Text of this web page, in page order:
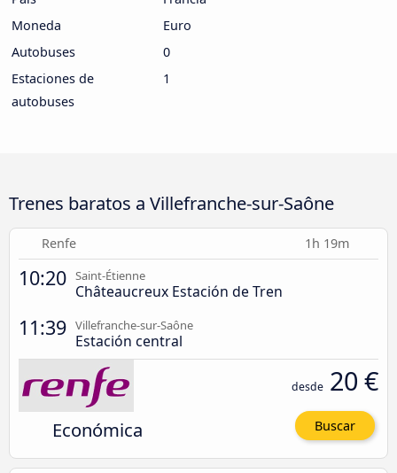
Moneda
Euro
Autobuses
0
Estaciones de
autobuses
1
Trenes baratos a Villefranche-sur-Saône
Renfe 1h 19m
10:20 Saint-Étienne
Châteaucreux Estación de Tren
11:39 Villefranche-sur-Saône
Estación central
Económica
desde 20 €
Buscar